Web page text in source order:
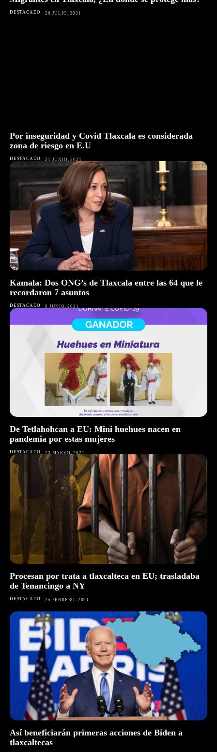
DESTACADO 20 JULIO, 2021
Por inseguridad y Covid Tlaxcala es considerada
zona de riesgo en E.U
DESTACADO 21 JUNIO, 2021
Kamala: Dos ONG’s de Tlaxcala entre las 64 que le
recordaron 7 asuntos
DESTACADO 9 JUNIO, 2021
De Tetlahohcan a EU: Mini huehues nacen en
pandemia por estas mujeres
DESTACADO 23 MARZO, 2021
Procesan por trata a tlaxcalteca en EU; trasladaba
de Tenancingo a NY
DESTACADO 25 FEBRERO, 2021
Así beneficiarán primeras acciones de Biden a
tlaxcaltecas